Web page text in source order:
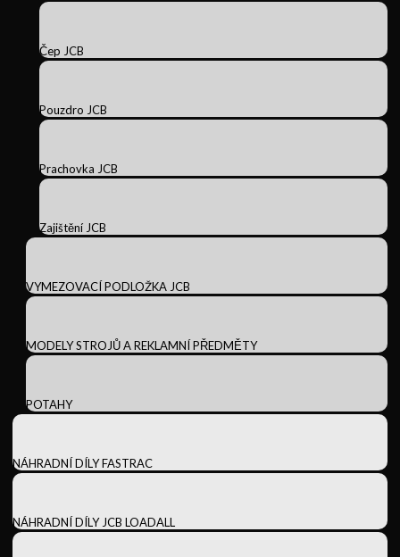
Čep JCB
Pouzdro JCB
Prachovka JCB
Zajištění JCB
VYMEZOVACÍ PODLOŽKA JCB
MODELY STROJŮ A REKLAMNÍ PŘEDMĚTY
POTAHY
NÁHRADNÍ DÍLY FASTRAC
NÁHRADNÍ DÍLY JCB LOADALL